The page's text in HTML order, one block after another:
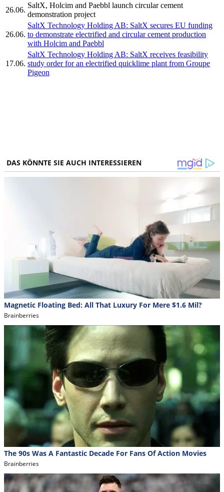
26.06.
SaltX, Holcim and Paebbl launch circular cement
demonstration project
26.06.
SaltX Technology Holding AB: SaltX secures EU funding
to demonstrate electrified and circular cement production
with Holcim and Paebbl
17.06.
SaltX Technology Holding AB: SaltX receives feasibility
study order for an electrified quicklime plant from Groupe
Pigeon